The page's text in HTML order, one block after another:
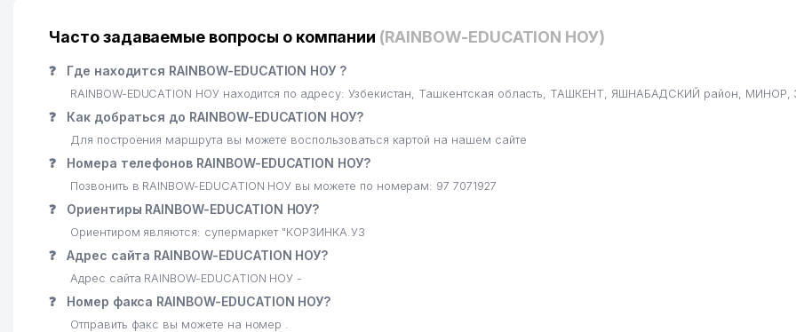
22 MAXSIMUS EXPERT TRADE ООО
23 NEXT GENERATION SOLUTIONS ООО
24 ИЗУМРУДНЫЙ РЕСТОРАН РЕСТОРАН
ALPHA PARTNERS GROUP ООО
ITS TASHKENT ДП
27 EAST ASIA POINT СЕМЕЙНОЕ ПРЕДПРИЯТИЕ
28 CARAT HOTEL ООО
PLATFORM MEBEL ООО
АВТОБУСНЫЙ ПАРК № 2 ООО
Часто задаваемые вопросы о компании (RAINBOW-EDUCATION НОУ)
❓ Где находится RAINBOW-EDUCATION НОУ ?
RAINBOW-EDUCATION НОУ находится по адресу: Узбекистан, Ташкентская область, ТАШКЕНТ, ЯШНАБАДСКИЙ район, МИНОР,
❓ Как добраться до RAINBOW-EDUCATION НОУ?
Для построения маршрута вы можете воспользоваться картой на нашем сайте
❓ Номера телефонов RAINBOW-EDUCATION НОУ?
Позвонить в RAINBOW-EDUCATION НОУ вы можете по номерам: 97 7071927
❓ Ориентиры RAINBOW-EDUCATION НОУ?
Ориентиром являются: супермаркет "КОРЗИНКА.УЗ
❓ Адрес сайта RAINBOW-EDUCATION НОУ?
Адрес сайта RAINBOW-EDUCATION НОУ -
❓ Номер факса RAINBOW-EDUCATION НОУ?
Отправить факс вы можете на номер .